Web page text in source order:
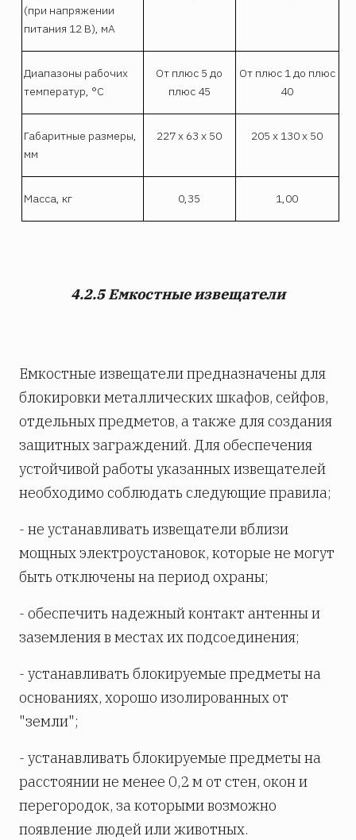
(при напряжении
питания 12 В), мА
Диапазоны рабочих
температур, °С
От плюс 5 до
плюс 45
От плюс 1 до плюс
40
Габаритные размеры,
мм
227 х 63 х 50 205 х 130 х 50
Масса, кг 0,35 1,00
4.2.5 Емкостные извещатели
Емкостные извещатели предназначены для
блокировки металлических шкафов, сейфов,
отдельных предметов, а также для создания
защитных заграждений. Для обеспечения
устойчивой работы указанных извещателей
необходимо соблюдать следующие правила;
- не устанавливать извещатели вблизи
мощных электроустановок, которые не могут
быть отключены на период охраны;
- обеспечить надежный контакт антенны и
заземления в местах их подсоединения;
- устанавливать блокируемые предметы на
основаниях, хорошо изолированных от
"земли";
- устанавливать блокируемые предметы на
расстоянии не менее 0,2 м от стен, окон и
перегородок, за которыми возможно
появление людей или животных.